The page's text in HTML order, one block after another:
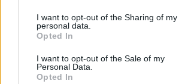
I want to opt-out of the Sharing of my
personal data.
Opted In
I want to opt-out of the Sale of my
Personal Data.
Opted In